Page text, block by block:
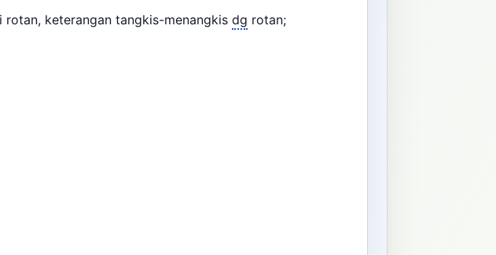
keterangan tangkis-menangkis dg rotan;